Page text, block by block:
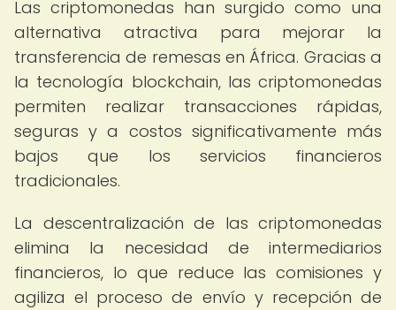
Las criptomonedas han surgido como una
alternativa atractiva para mejorar la
transferencia de remesas en África. Gracias a
la tecnología blockchain, las criptomonedas
permiten realizar transacciones rápidas,
seguras y a costos significativamente más
bajos que los servicios financieros
tradicionales.
La descentralización de las criptomonedas
elimina la necesidad de intermediarios
financieros, lo que reduce las comisiones y
agiliza el proceso de envío y recepción de